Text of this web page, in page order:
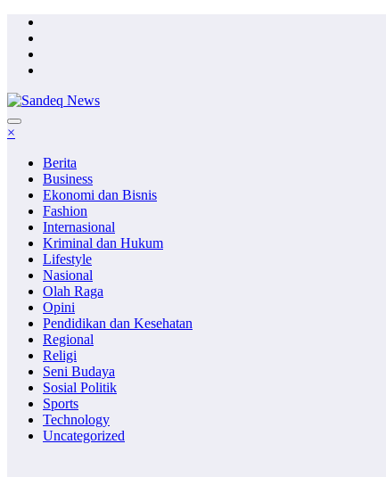
Skip
content
×
Berita
Business
Ekonomi dan Bisnis
Fashion
Internasional
Kriminal dan Hukum
Lifestyle
Nasional
Olah Raga
Opini
Pendidikan dan Kesehatan
Regional
Religi
Seni Budaya
Sosial Politik
Sports
Technology
Uncategorized